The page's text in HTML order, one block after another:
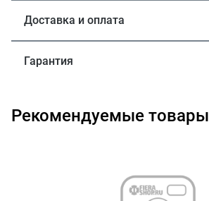
Доставка и оплата
Гарантия
Рекомендуемые товары